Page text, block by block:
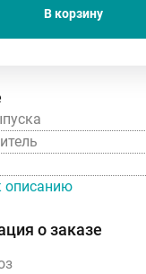
В корзину
описанию
о заказе